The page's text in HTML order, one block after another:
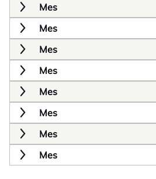
Mes
Mes
Mes
Mes
Mes
Mes
Mes
Mes